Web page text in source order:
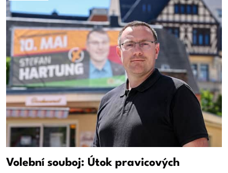
Volební souboj: Útok pravicových